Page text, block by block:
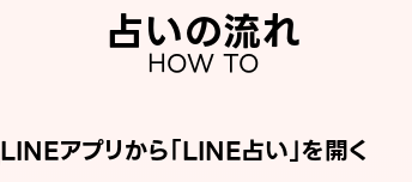
占いの流れ
HOW TO
LINEアプリから「LINE占い」を開く